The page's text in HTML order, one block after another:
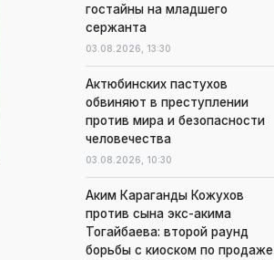
гостайны на младшего
сержанта
03.08.2026, 13:30
Актюбинских пастухов
обвиняют в преступлении
против мира и безопасности
человечества
03.08.2026, 10:30
Аким Караганды Кожухов
против сына экс-акима
Тогайбаева: второй раунд
борьбы с киоском по продаже